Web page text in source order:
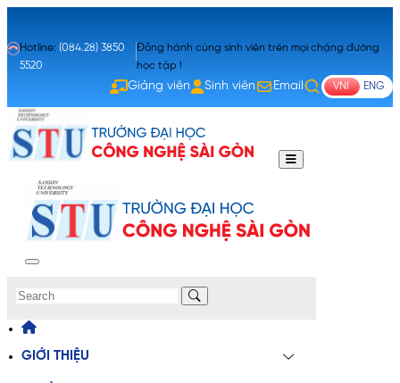
Hotline:(084.28) 3850
5520
Đồng hành cùng sinh viên trên mọi chặng đường
học tập !
Giảng viên
Giảng viên
Sinh viên
Sinh viên
Email
Email
VNI ENG
GIỚI THIỆU